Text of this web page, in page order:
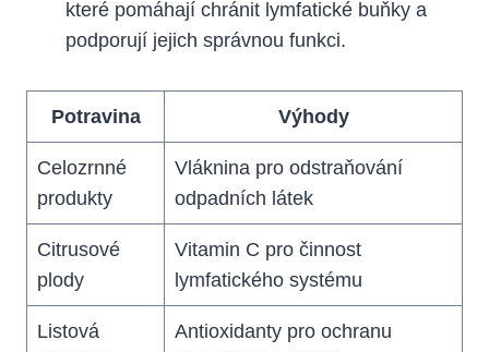
které⁣ pomáhají chránit lymfatické buňky a
podporují jejich ​správnou funkci.
Potravina Výhody
Celozrnné
produkty
Vláknina pro⁤ odstraňování
odpadních látek
Citrusové
plody
Vitamin C ⁣pro ⁢činnost
lymfatického systému
Listová
Antioxidanty pro ‍ochranu